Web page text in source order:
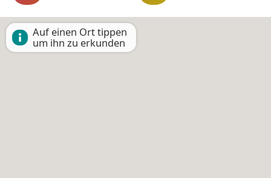
Auf einen Ort tippen
um ihn zu erkunden